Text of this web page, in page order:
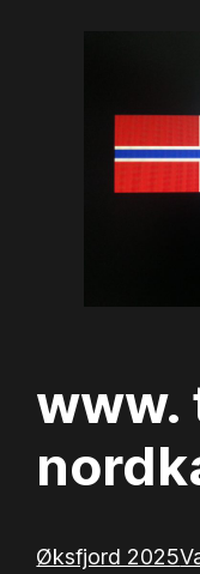
www.
Øksfjord 2025